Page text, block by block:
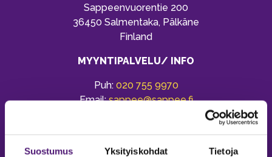
Suostumus Yksityiskohdat Tietoja
Sappeenvuorentie 200
36450 Salmentaka, Pälkäne
Finland
MYYNTIPALVELU/ INFO
Puh: 020 755 9970
Email:sappee@sappee.fi